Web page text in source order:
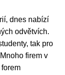
dnes nabízí
odvětvích.
tak pro
firem v